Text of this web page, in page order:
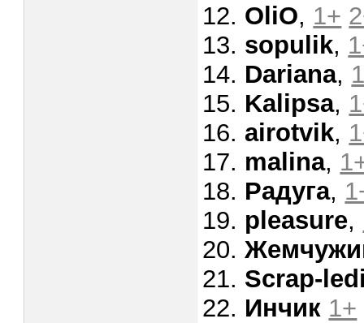
12. OliO, 1+
13. sopulik,
14. Dariana,
15. Kalipsa,
16. airotvik,
17. malina,
18. Радуга,
19. pleasure,
20.
21. Scrap-
22. Инчик 1+